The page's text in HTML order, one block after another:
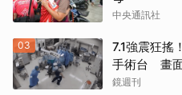
中央通訊社
03
7.1強震狂搖
手術台 畫
鏡週刊